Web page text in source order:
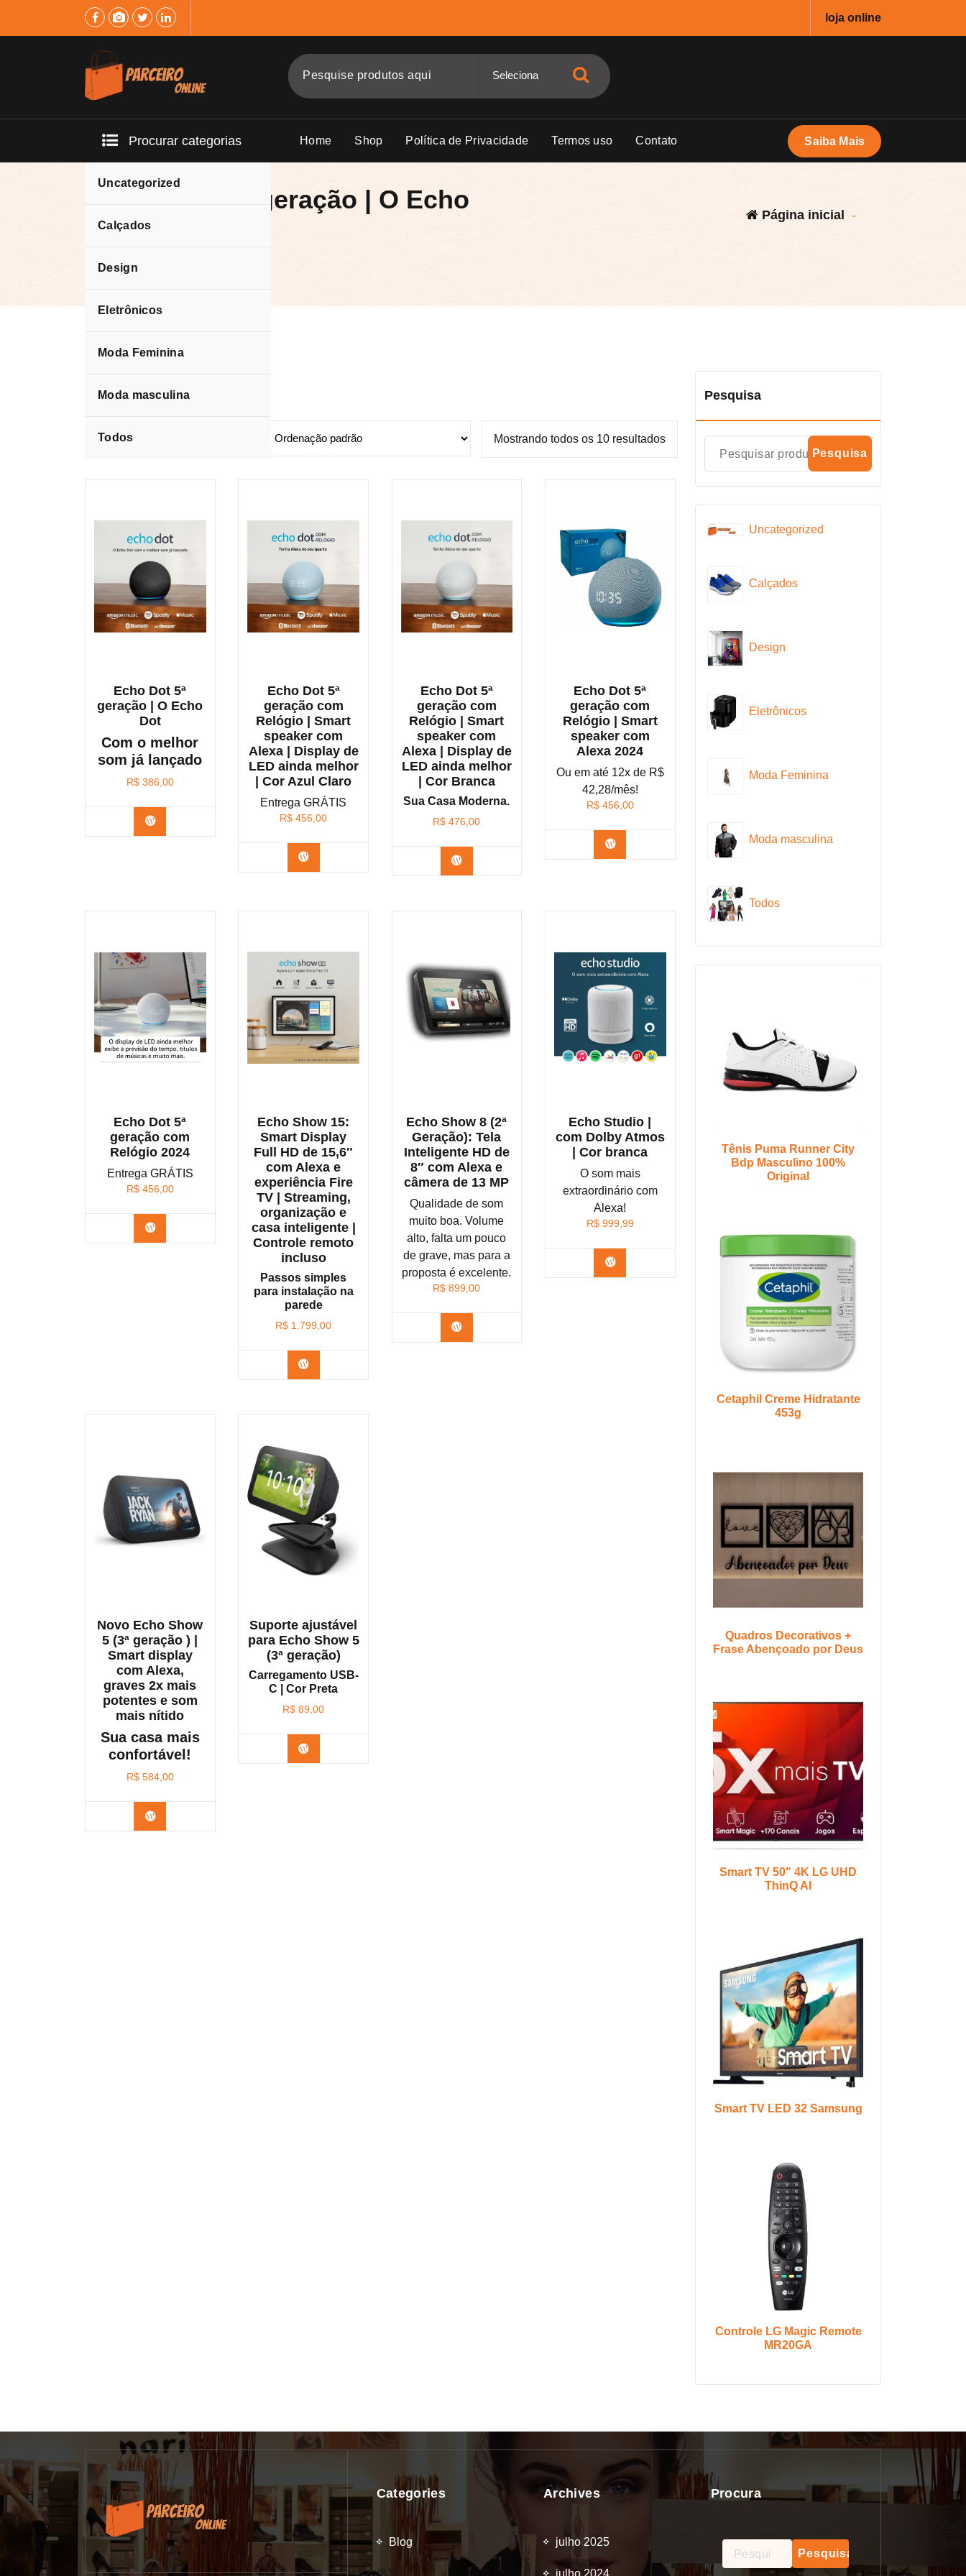
loja online
Procurar categorias
Uncategorized
Calçados
Design
Eletrônicos
Moda Feminina
Moda masculina
Todos
Home Shop Política de Privacidade Termos uso Contato Saiba Mais
Echo Dot 5ª geração | O Echo
Dot
Página inicial -
Echo Show
Mostrando todos os 10 resultados
Echo Dot 5ª
geração | O Echo
Dot
Com o melhor
som já lançado
R$386,00
Confira na Amazon
Echo Dot 5ª
geração com
Relógio | Smart
speaker com
Alexa | Display de
LED ainda melhor
| Cor Azul Claro
Entrega GRÁTIS
R$ 456,00
Confira na Amazon
Echo Dot 5ª
geração com
Relógio | Smart
speaker com
Alexa | Display de
LED ainda melhor
| Cor Branca
Sua Casa Moderna.
R$ 476,00
Confira na Amazon
Echo Dot 5ª
geração com
Relógio | Smart
speaker com
Alexa 2024
Ou em até 12x de R$
42,28/mês!
R$456,00
Confira na Amazon
Echo Dot 5ª
geração com
Relógio 2024
Entrega GRÁTIS
R$456,00
Confira na Amazon
Echo Show 15:
Smart Display
Full HD de 15,6″
com Alexa e
experiência Fire
TV | Streaming,
organização e
casa inteligente |
Controle remoto
incluso
Passos simples
para instalação na
parede
R$ 1.799,00
Confira na Amazon
Echo Show 8 (2ª
Geração): Tela
Inteligente HD de
8″ com Alexa e
câmera de 13 MP
Qualidade de som
muito boa. Volume
alto, falta um pouco
de grave, mas para a
proposta é excelente.
R$ 899,00
Confira na Amazon
Echo Studio |
com Dolby Atmos
| Cor branca
O som mais
extraordinário com
Alexa!
R$999,99
Confira na Amazon
Novo Echo Show
5 (3ª geração ) |
Smart display
com Alexa,
graves 2x mais
potentes e som
mais nítido
Sua casa mais
confortável!
R$584,00
Confira na Amazon
Suporte ajustável
para Echo Show 5
(3ª geração)
Carregamento USB-
C | Cor Preta
R$ 89,00
Confira na Amazon
Pesquisa
Pesquisa
Uncategorized
Calçados
Design
Eletrônicos
Moda Feminina
Moda masculina
Todos
Tênis Puma Runner City
Bdp Masculino 100%
Original
Cetaphil Creme Hidratante
453g
Quadros Decorativos +
Frase Abençoado por Deus
Smart TV 50" 4K LG UHD
ThinQ AI
Smart TV LED 32 Samsung
Controle LG Magic Remote
MR20GA
Categories
Blog
(83)
Archives
julho 2025
julho 2024
Procura
Pesquisar
por: